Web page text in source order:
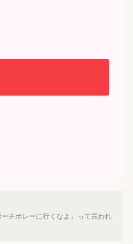
チボレーに行くなよ」って言われ